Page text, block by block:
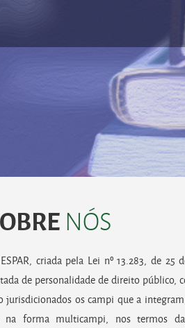
NÓS
criada pela Lei nº 13.283, de 25
de personalidade de direito público,
jurisdicionados os campi que a
na forma multicampi, nos termos